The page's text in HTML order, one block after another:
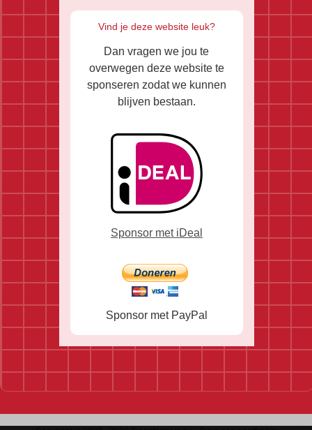
Vind je deze website leuk?
Dan vragen we jou te
overwegen deze website te
sponseren zodat we kunnen
blijven bestaan.
Sponsor met iDeal
Sponsor met PayPal